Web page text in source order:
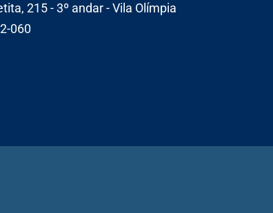
215 - 3º andar - Vila Olímpia
060